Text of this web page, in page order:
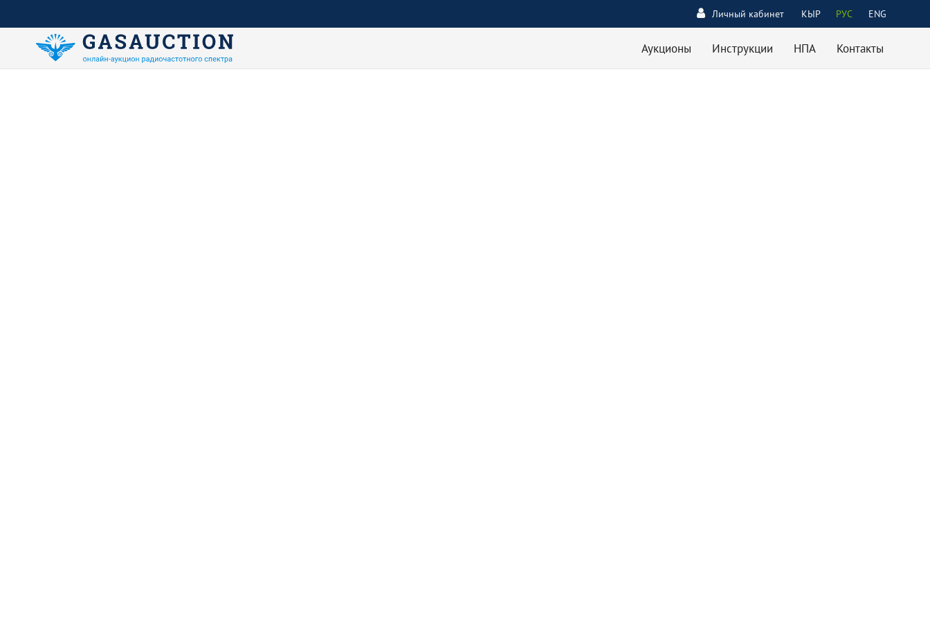
КЫР РУС ENG
Личный кабинет
Аукционы Инструкции НПА Контакты